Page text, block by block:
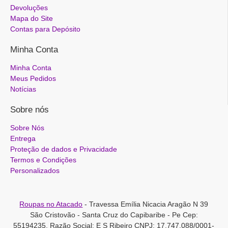
Devoluções
Mapa do Site
Contas para Depósito
Minha Conta
Minha Conta
Meus Pedidos
Notícias
Sobre nós
Sobre Nós
Entrega
Proteção de dados e Privacidade
Termos e Condições
Personalizados
Roupas no Atacado - Travessa Emília Nicacia Aragão N 39
São Cristovão - Santa Cruz do Capibaribe - Pe Cep:
55194235, Razão Social: E S Ribeiro CNPJ: 17.747.088/0001-